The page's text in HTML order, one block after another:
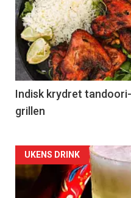
Indisk krydret
grillen
Forsiden
akkurat
UKENS DRINK